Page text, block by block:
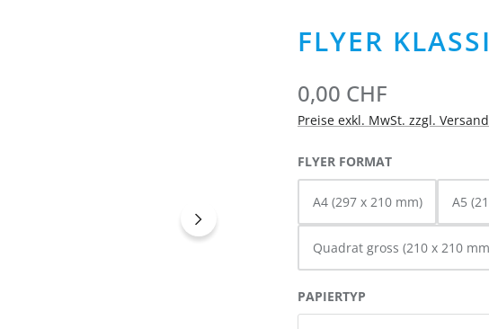
FLYER
0,00 CHF
Preise exkl. MwSt. zzgl.
FLYER FORMATAUSWÄHLEN
A4 (297 x 210 mm) A5
Quadrat gross (210 x 210
PAPIERTYP